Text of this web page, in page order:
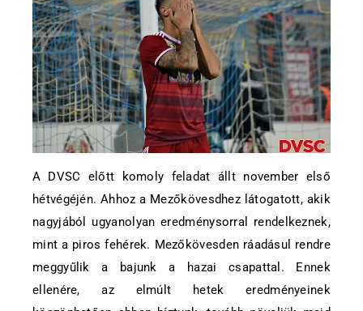
A DVSC előtt komoly feladat állt november első
hétvégéjén. Ahhoz a Mezőkövesdhez látogatott, akik
nagyjából ugyanolyan eredménysorral rendelkeznek,
mint a piros fehérek. Mezőkövesden ráadásul rendre
meggyűlik a bajunk a hazai csapattal. Ennek
ellenére, az elmúlt hetek eredményeinek